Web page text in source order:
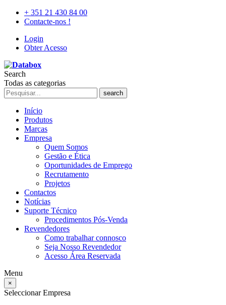
+ 351 21 430 84 00
Contacte-nos !
Login
Obter Acesso
Search
Todas as categorias
search
Início
Produtos
Marcas
Empresa
Quem Somos
Gestão e Ética
Oportunidades de Emprego
Recrutamento
Projetos
Contactos
Notícias
Suporte Técnico
Procedimentos Pós-Venda
Revendedores
Como trabalhar connosco
Seja Nosso Revendedor
Acesso Área Reservada
Menu
×
Seleccionar Empresa